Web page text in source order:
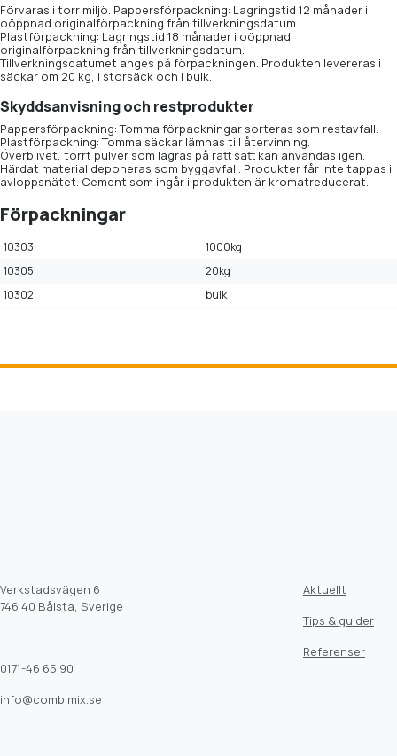
Förvaras i torr miljö. Pappersförpackning: Lagringstid 12 månader i
oöppnad originalförpackning från tillverkningsdatum.
Plastförpackning: Lagringstid 18 månader i oöppnad
originalförpackning från tillverkningsdatum.
Tillverkningsdatumet anges på förpackningen. Produkten levereras i
säckar om 20 kg, i storsäck och i bulk.
Skyddsanvisning och restprodukter
Pappersförpackning: Tomma förpackningar sorteras som restavfall.
Plastförpackning: Tomma säckar lämnas till återvinning.
Överblivet, torrt pulver som lagras på rätt sätt kan användas igen.
Härdat material deponeras som byggavfall. Produkter får inte tappas i
avloppsnätet. Cement som ingår i produkten är kromatreducerat.
Förpackningar
10303
1000kg
10305
20kg
10302
bulk
Verkstadsvägen 6
746 40 Bålsta, Sverige
0171-46 65 90
info@combimix.se
Aktuellt
Tips & guider
Referenser